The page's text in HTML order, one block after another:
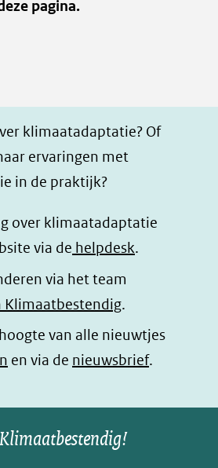
e
h
t
a
p
(opent
in
nieuw
venster)
naar
een
e
n
d
l
e
o
p
B
l
e
s
pagina.
klimaatadaptatie? Of
ervaringen met
in de praktijk?
over klimaatadaptatie
via de helpdesk.
via het team
Klimaatbestendig.
van alle nieuwtjes
(opent
nieuw
venster)
en via de nieuwsbrief.